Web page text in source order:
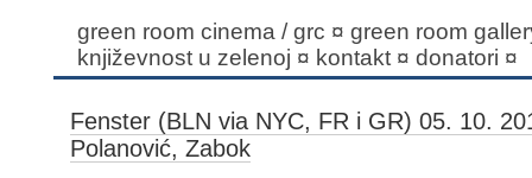
green room cinema / grc ¤ green room
književnost u zelenoj ¤ kontakt ¤ donatori ¤
Fenster (BLN via NYC, FR i GR) 05. 10.
Polanović, Zabok